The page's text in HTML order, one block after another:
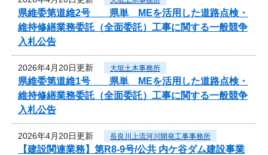
県維委第道維2号 県単 MEを活用した道路点検・
維持修繕業務委託（全面委託）工事に関する一般競争
入札公告
2026年4月20日更新 大垣土木事務所
県維委第道維1号 県単 MEを活用した道路点検・
維持修繕業務委託（全面委託）工事に関する一般競争
入札公告
2026年4月20日更新 長良川上流河川開発工事事務所
【建設関連業務】第R8-9号/公共 内ケ谷ダム建設事業